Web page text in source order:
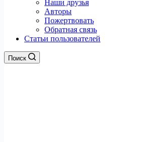
Наши друзья
Авторы
Пожертвовать
Обратная связь
Статьи пользователей
Поиск